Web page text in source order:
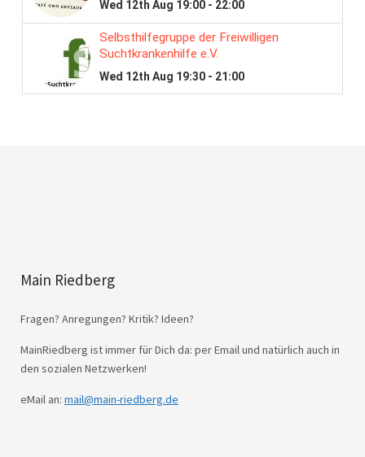
Main Riedberg
Fragen? Anregungen? Kritik? Ideen?
MainRiedberg ist immer für Dich da: per Email und natürlich auch in
den sozialen Netzwerken!
eMail an: mail@main-riedberg.de